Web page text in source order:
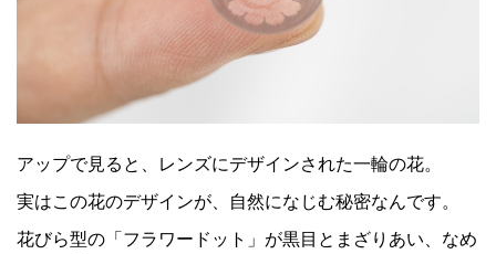
アップで見ると、レンズにデザインされた一輪の花。
実はこの花のデザインが、自然になじむ秘密なんです。
花びら型の「フラワードット」が黒目とまざりあい、なめ